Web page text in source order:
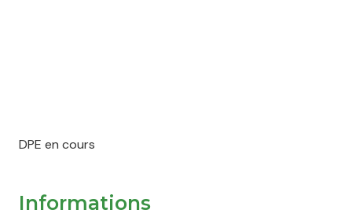
DPE en cours
Informations